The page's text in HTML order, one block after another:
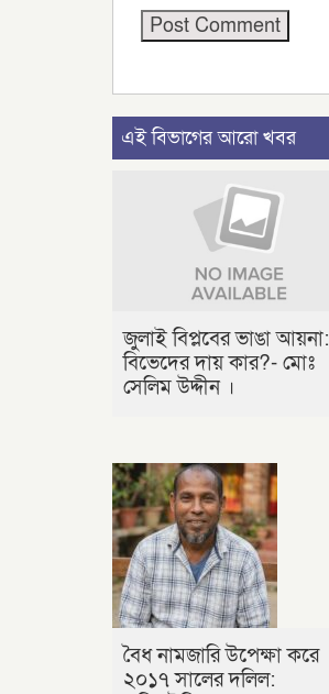
এই বিভাগের আরো খবর
জুলাই বিপ্লবের ভাঙা আয়না:
বিভেদের দায় কার?- মোঃ
সেলিম উদ্দীন ।
বৈধ নামজারি উপেক্ষা করে
২০১৭ সালের দলিল: